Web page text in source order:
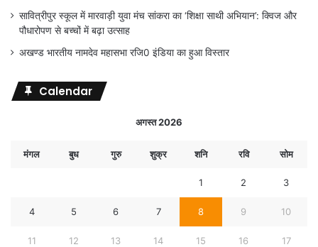
सावित्रीपुर स्कूल में मारवाड़ी युवा मंच सांकरा का ‘शिक्षा साथी अभियान’: क्विज और
पौधारोपण से बच्चों में बढ़ा उत्साह
अखण्ड भारतीय नामदेव महासभा रजि0 इंडिया का हुआ विस्तार
Calendar
अगस्त 2026
मंगल बुध गुरु शुक्र शनि रवि सोम
1 2 3
4 5 6 7 8 9 10
11 12 13 14 15 16 17